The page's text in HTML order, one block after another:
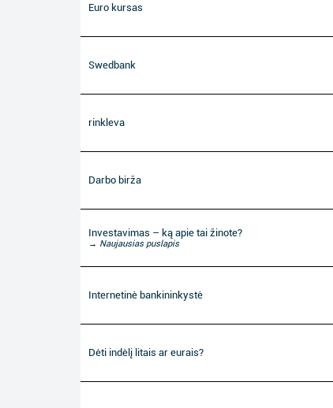
Euro kursas
Swedbank
rinkleva
Darbo birža
Investavimas – ką apie tai žinote?
→ Naujausias puslapis
Internetinė bankininkystė
Dėti indėlį litais ar eurais?